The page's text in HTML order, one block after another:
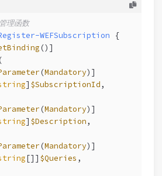
理函数
WEFSubscription {
()]
(Mandatory)]
] $SubscriptionId,
(Mandatory)]
] $Description,
(Mandatory)]
[]] $Queries ,